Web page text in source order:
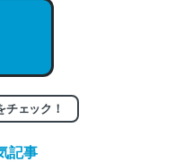
entry/2023/03/27
１） - conceptualization
チェック！
記事